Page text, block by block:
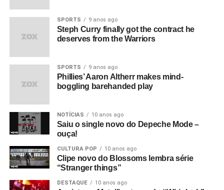
SPORTS 9 anos ago
Steph Curry finally got the contract he
deserves from the Warriors
SPORTS 9 anos ago
Phillies’ Aaron Altherr makes mind-
boggling barehanded play
NOTÍCIAS 10 anos ago
Saiu o single novo do Depeche Mode –
ouça!
CULTURA POP 10 anos ago
Clipe novo do Blossoms lembra série
“Stranger things”
DESTAQUE 10 anos ago